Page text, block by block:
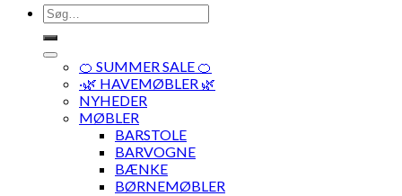
Søg
efter:
🍊 SUMMER SALE 🍊
·🌿 HAVEMØBLER 🌿
NYHEDER
MØBLER
BARSTOLE
BARVOGNE
BÆNKE
BØRNEMØBLER